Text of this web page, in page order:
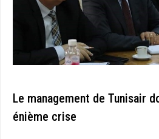
Le management de Tunisair
énième crise